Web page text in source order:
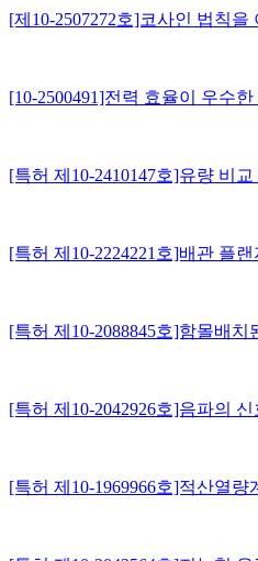
[제10-2507272호]코사인 법칙
[10-2500491]전력 효율이 우수
[특허 제10-2410147호]유량 비
[특허 제10-2224221호]배관 플
[특허 제10-2088845호]함몰배
[특허 제10-2042926호]음파의
[특허 제10-1969966호]적산열